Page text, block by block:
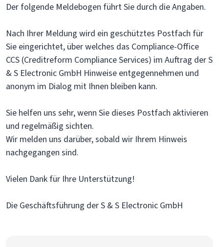
Der folgende Meldebogen führt Sie durch die Angaben.
Nach Ihrer Meldung wird ein geschütztes Postfach für
Sie eingerichtet, über welches das Compliance-Office
CCS (Creditreform Compliance Services) im Auftrag der S
& S Electronic GmbH Hinweise entgegennehmen und
anonym im Dialog mit Ihnen bleiben kann.
Sie helfen uns sehr, wenn Sie dieses Postfach aktivieren
und regelmäßig sichten.
Wir melden uns darüber, sobald wir Ihrem Hinweis
nachgegangen sind.
Vielen Dank für Ihre Unterstützung!
Die Geschäftsführung der S & S Electronic GmbH